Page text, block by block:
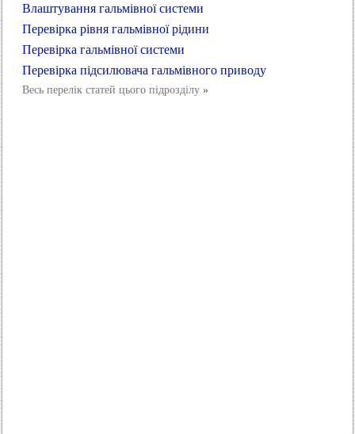
Влаштування гальмівної системи
Перевірка рівня гальмівної рідини
Перевірка гальмівної системи
Перевірка підсилювача гальмівного приводу
Весь перелік статей цього підрозділу »